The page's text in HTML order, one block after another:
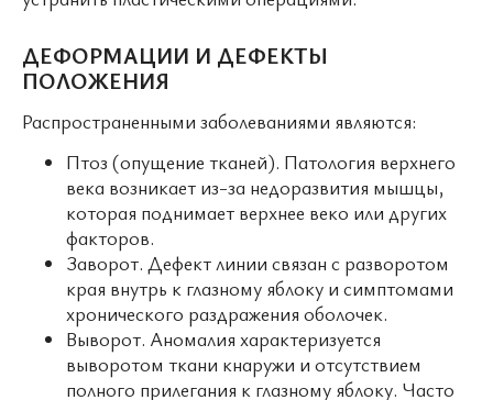
ДЕФОРМАЦИИ И ДЕФЕКТЫ
ПОЛОЖЕНИЯ
Распространенными заболеваниями являются:
Птоз (опущение тканей). Патология верхнего
века возникает из-за недоразвития мышцы,
которая поднимает верхнее веко или других
факторов.
Заворот. Дефект линии связан с разворотом
края внутрь к глазному яблоку и симптомами
хронического раздражения оболочек.
Выворот. Аномалия характеризуется
выворотом ткани кнаружи и отсутствием
полного прилегания к глазному яблоку. Часто